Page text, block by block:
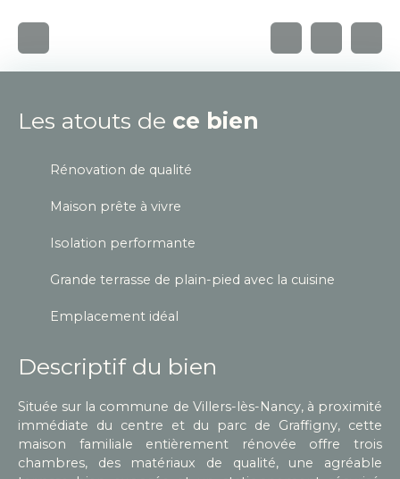
Les atouts de ce bien
Rénovation de qualité
Maison prête à vivre
Isolation performante
Grande terrasse de plain-pied avec la cuisine
Emplacement idéal
Descriptif du bien
Située sur la commune de Villers-lès-Nancy, à proximité
immédiate du centre et du parc de Graffigny, cette
maison familiale entièrement rénovée offre trois
chambres, des matériaux de qualité, une agréable